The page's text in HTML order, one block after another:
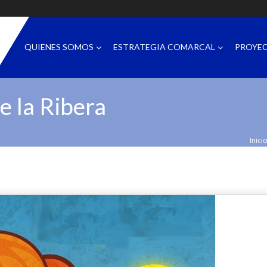
QUIENES SOMOS ESTRATEGIA COMARCAL
la Ribera
Inicio